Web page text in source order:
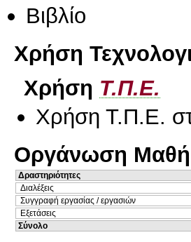
Βιβλίο
Χρήση
Χρήση Τ.Π.Ε.
Χρήση Τ.Π.Ε.
Οργάνωση
Δραστηριότητες
Διαλέξεις
Συγγραφή εργασίας / εργασιών
Εξετάσεις
Σύνολο